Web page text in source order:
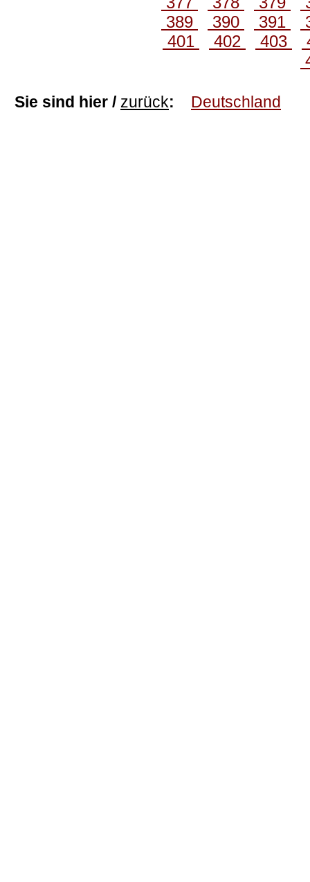
389
390 391
401
402 403
Sie sind hier / zurück: Deutschland